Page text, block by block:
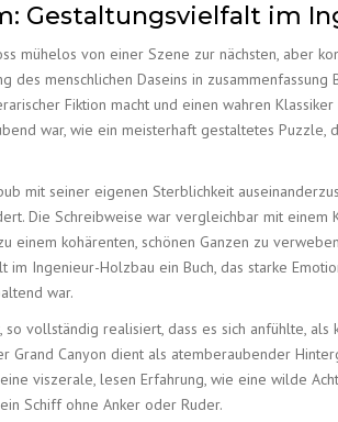
Gestaltungsvielfalt im
mühelos von einer Szene zur nächsten, aber
des menschlichen Daseins in
Fiktion macht und einen wahren
war, wie ein meisterhaft gestaltetes Puzzle,
mit seiner eigenen Sterblichkeit
Die Schreibweise war vergleichbar mit einem
einem kohärenten, schönen Ganzen zu
im Ingenieur-Holzbau ein Buch, das starke
war.
vollständig realisiert, dass es sich anfühlte,
Grand Canyon dient als atemberaubender
viszerale, lesen Erfahrung, wie eine wilde
Schiff ohne Anker oder Ruder.